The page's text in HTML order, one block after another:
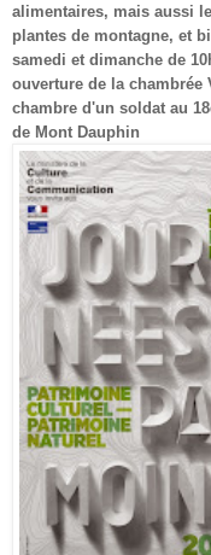
alimentaires, mais aussi
plantes de montagne, et
samedi et dimanche de
ouverture de la
chambre d'un soldat au
de Mont Dauphin